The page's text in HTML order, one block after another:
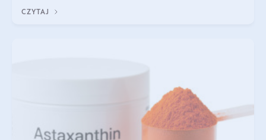
CZYTAJ